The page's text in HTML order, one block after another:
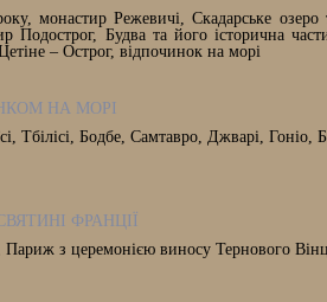
монастир Режевичі, Скадарське озеро
Подострог, Будва та його історична
– Острог, відпочинок на морі
НА МОРІ
Тбілісі, Бодбе, Самтавро, Джварі, Гоніо,
ФРАНЦІЇ
з церемонією виносу Тернового